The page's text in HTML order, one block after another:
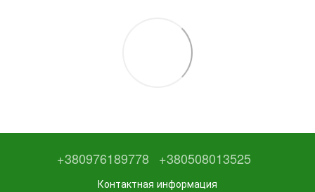
+380976189778 +380508013525
Контактная информация